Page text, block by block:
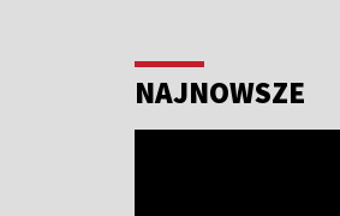
NAJNOWSZE